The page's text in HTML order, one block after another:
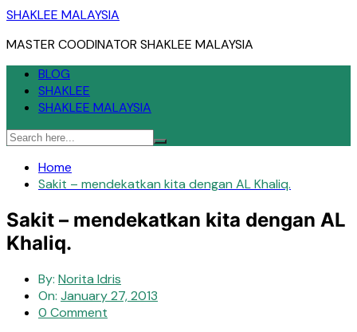
Skip
content
SHAKLEE MALAYSIA
MASTER COODINATOR SHAKLEE MALAYSIA
BLOG
SHAKLEE
SHAKLEE MALAYSIA
Home
Sakit – mendekatkan kita dengan AL Khaliq.
Sakit – mendekatkan kita dengan AL
Khaliq.
By: Norita Idris
On: January 27, 2013
0 Comment